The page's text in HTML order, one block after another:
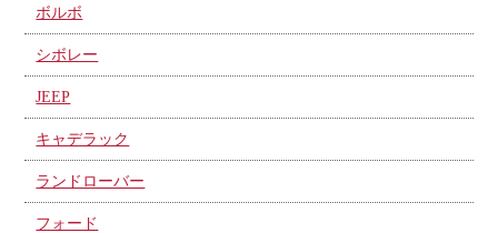
ボルボ
シボレー
JEEP
キャデラック
ランドローバー
フォード